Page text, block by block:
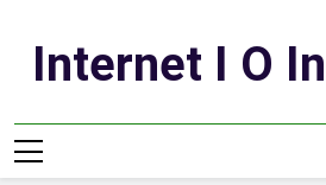
contentInternet I O